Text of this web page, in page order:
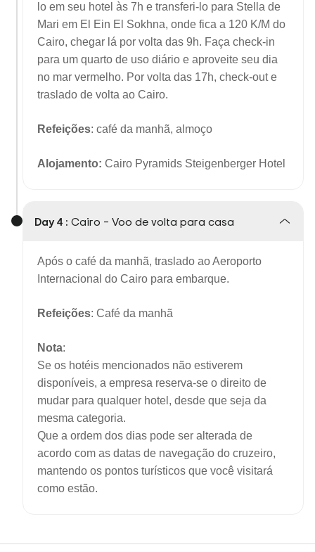
lo em seu hotel às 7h e transferi-lo para Stella de
Mari em El Ein El Sokhna, onde fica a 120 K/M do
Cairo, chegar lá por volta das 9h. Faça check-in
para um quarto de uso diário e aproveite seu dia
no mar vermelho. Por volta das 17h, check-out e
traslado de volta ao Cairo.
Refeições: café da manhã, almoço
Alojamento: Cairo Pyramids Steigenberger Hotel
Day 4 : Cairo – Voo de volta para casa
Após o café da manhã, traslado ao Aeroporto
Internacional do Cairo para embarque.
Refeições: Café da manhã
Nota:
Se os hotéis mencionados não estiverem
disponíveis, a empresa reserva-se o direito de
mudar para qualquer hotel, desde que seja da
mesma categoria.
Que a ordem dos dias pode ser alterada de
acordo com as datas de navegação do cruzeiro,
mantendo os pontos turísticos que você visitará
como estão.